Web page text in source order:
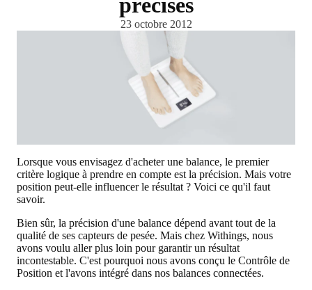
23 octobre 2012
Lorsque vous envisagez d'acheter une balance, le premier
critère logique à prendre en compte est la précision. Mais votre
position peut-elle influencer le résultat ? Voici ce qu'il faut
savoir.
Bien sûr, la précision d'une balance dépend avant tout de la
qualité de ses capteurs de pesée. Mais chez Withings, nous
avons voulu aller plus loin pour garantir un résultat
incontestable. C'est pourquoi nous avons conçu le Contrôle de
Position et l'avons intégré dans nos balances connectées.